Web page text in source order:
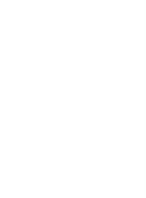
des procédés